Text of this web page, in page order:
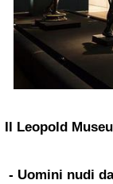
Il Leopold
- Uomini nudi